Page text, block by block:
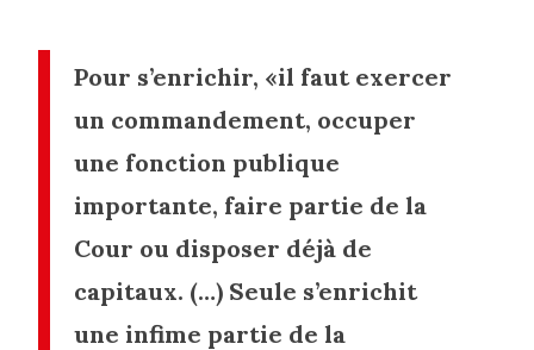
Pour s’enrichir, «il faut exercer
un commandement, occuper
une fonction publique
importante, faire partie de la
Cour ou disposer déjà de
capitaux. (…) Seule s’enrichit
une infime partie de la